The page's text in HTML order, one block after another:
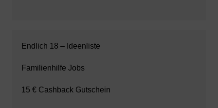
Endlich 18 – Ideenliste
Familienhilfe Jobs
15 € Cashback Gutschein